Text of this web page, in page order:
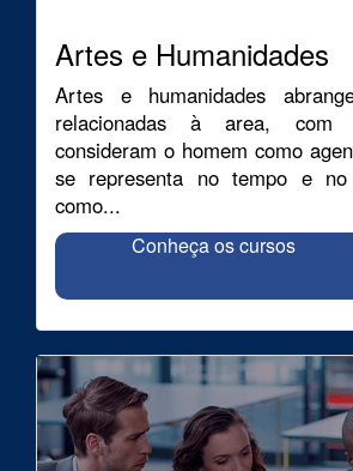
Artes e Humanidades
Artes e humanidades
relacionadas à area, com
consideram o homem como
se representa no tempo e no
como...
Conheça os cursos